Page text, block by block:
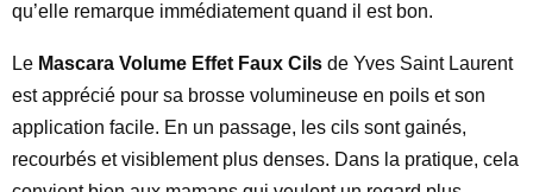
qu’elle remarque immédiatement quand il est bon.
Le Mascara Volume Effet Faux Cils de Yves Saint Laurent
est apprécié pour sa brosse volumineuse en poils et son
application facile. En un passage, les cils sont gainés,
recourbés et visiblement plus denses. Dans la pratique, cela